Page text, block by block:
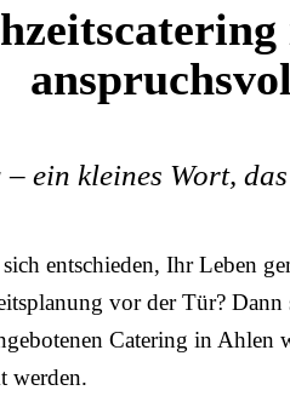
– ein kleines Wort,
entschieden, Ihr Leben
vor der Tür?
Catering in
werden.